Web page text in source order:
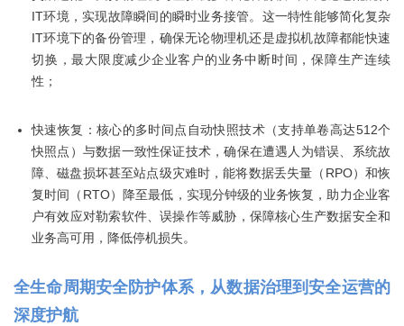
IT环境，实现故障瞬间的瞬时业务接管。这一特性能够简化复杂
IT环境下的备份管理，确保无论物理机还是虚拟机故障都能快速
切换，最大限度减少企业客户的业务中断时间，保障生产连续
性；
快速恢复：核心的多时间点自动快照技术（支持单卷高达512个
快照点）与数据一致性保证技术，确保在遭遇人为错误、系统故
障、磁盘损坏甚至站点级灾难时，能将数据丢失量（RPO）和恢
复时间（RTO）降至最低，实现分钟级的业务恢复，助力企业客
户有效应对勒索软件、误操作等威胁，保障核心生产数据安全和
业务高可用，降低停机损失。
全生命周期安全防护体系，从数据治理到安全运营的
深度护航